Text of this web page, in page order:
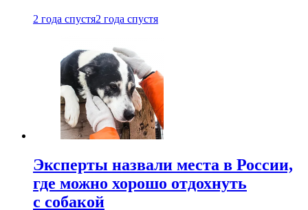
2 года спустя2 года спустя
Эксперты назвали места в России,
где можно хорошо отдохнуть
с собакой